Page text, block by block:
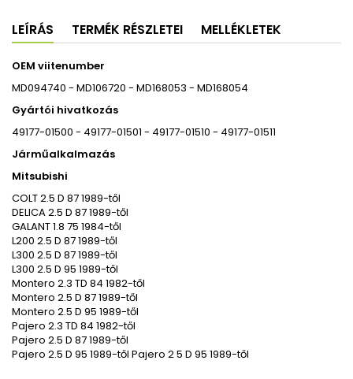
LEÍRÁS TERMÉK RÉSZLETEI MELLÉKLETEK
OEM viitenumber
MD094740 - MD106720 - MD168053 - MD168054
Gyártói hivatkozás
49177-01500 - 49177-01501 - 49177-01510 - 49177-01511
Járműalkalmazás
Mitsubishi
COLT 2.5 D 87 1989-től
DELICA 2.5 D 87 1989-től
GALANT 1.8 75 1984-től
L200 2.5 D 87 1989-től
L300 2.5 D 87 1989-től
L300 2.5 D 95 1989-től
Montero 2.3 TD 84 1982-től
Montero 2.5 D 87 1989-től
Montero 2.5 D 95 1989-től
Pajero 2.3 TD 84 1982-től
Pajero 2.5 D 87 1989-től
Pajero 2.5 D 95 1989-től Pajero 2 5 D 95 1989-től